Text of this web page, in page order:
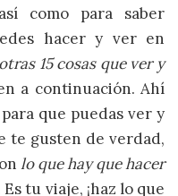
como para saber
hacer y ver en
otras 15 cosas que ver y
a continuación. Ahí
que puedas ver y
te gusten de verdad,
lo que hay que hacer
tu viaje, ¡haz lo que